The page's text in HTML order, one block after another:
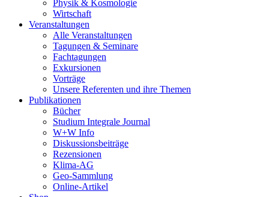
Physik & Kosmologie
Wirtschaft
Veranstaltungen
Alle Veranstaltungen
Tagungen & Seminare
Fachtagungen
Exkursionen
Vorträge
Unsere Referenten und ihre Themen
Publikationen
Bücher
Studium Integrale Journal
W+W Info
Diskussionsbeiträge
Rezensionen
Klima-AG
Geo-Sammlung
Online-Artikel